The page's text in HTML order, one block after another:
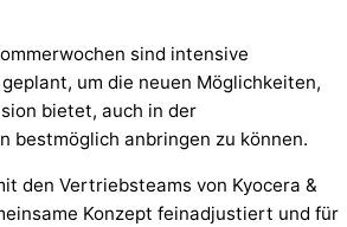
sind intensive
um die neuen Möglichkeiten,
bietet, auch in der
bestmöglich anbringen zu können.
den Vertriebsteams von Kyocera &
Konzept feinadjustiert und für